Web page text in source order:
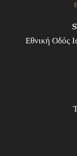
Εθνική Οδός